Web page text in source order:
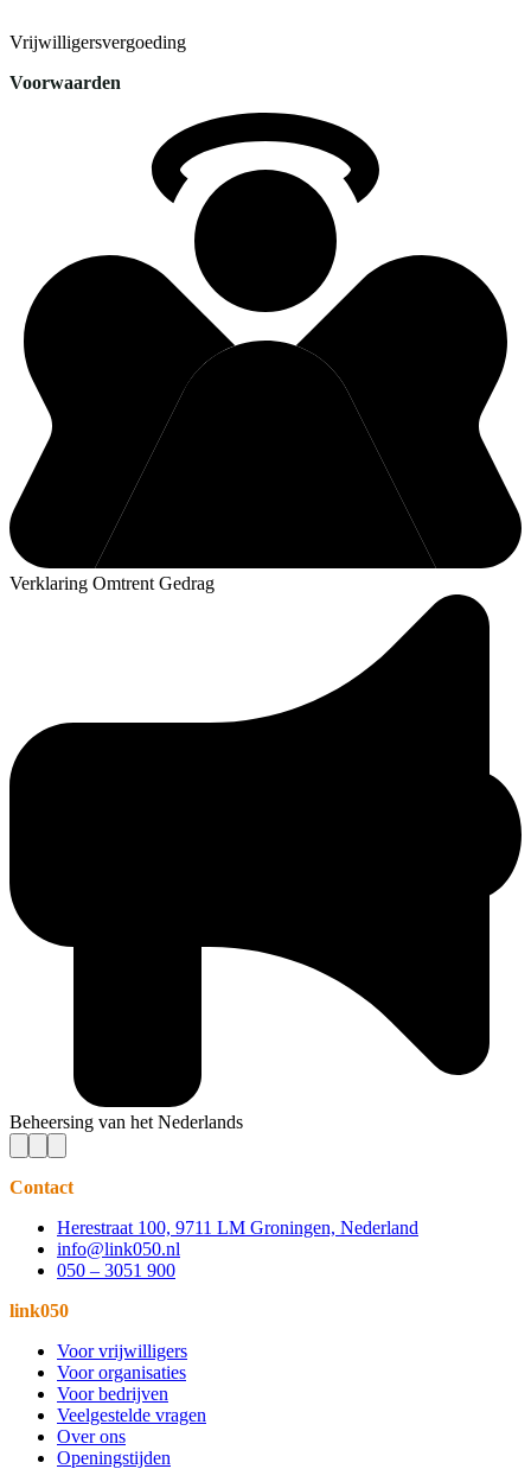
Vrijwilligersvergoeding
Voorwaarden
Verklaring Omtrent Gedrag
Beheersing van het Nederlands
Contact
Herestraat 100, 9711 LM Groningen, Nederland
info@link050.nl
050 – 3051 900
link050
Voor vrijwilligers
Voor organisaties
Voor bedrijven
Veelgestelde vragen
Over ons
Openingstijden